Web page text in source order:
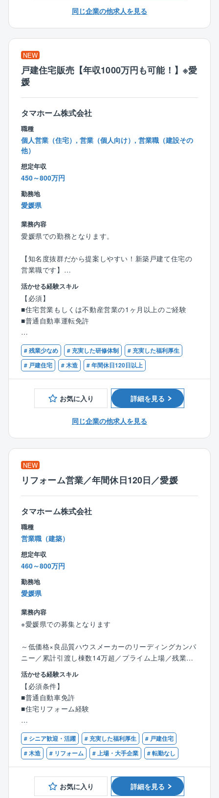
地上測量を行ったデータを元に、計算・分析・判断
し、道路・河川砂防等の設計を行います。
・発注者である官公庁担当者や同社測量部門との打ち
合わせ
・専用ＣＡＤを用いて、定められたルールに従い設計
【設計エリア】愛媛県の南予地区の道路・河川砂防等
の構造物が中心。
【設計技術】三次元データを用いた設計など、最新の
技術も取り入れております。
※将来的には技術士資格などを取り、リーダーとして、
チームを牽引していただきたいです
■ポイント
※公共事業を中心としており、安定した事業運営
※残業がそれほど多くないのでWLBを大切にできます
※特許取得につながるアイディアには100万円支給！
■組織と環境
・設計部門には4名の構成となっております。
・同社に在籍している先輩社員の大半が中途入社で
す。先輩社員も同じ環境を経験してきたため、これか
ら入社される方の不安や戸惑いなどもフォローするこ
とができます。
先輩社員の特徴としては物静かな方が多く、業務に真
面目に取り組んでおり、
同社はまさに「技術者集団」です。
同社は資格を保有し、知識や経験があれば中途で入社
された方でもすぐに活躍できる環境が整っています。
同じ企業の他求人を見る
NEW
戸建住宅販売【年収1000万円も可能！】※愛
媛
タマホーム株式会社
職種
個人営業（住宅）, 営業（個人向け）, 営業職（建設その
他）
想定年収
450～800万円
勤務地
愛媛県
業務内容
愛媛県での勤務となります。
【知名度抜群だから提案しやすい！新築戸建て住宅の
営業職です】
モデルハウスに来場されたお客様へ、同社の住宅をご
提案していただきます。
【具体的には】
●住宅に関するご希望のヒアリング、プラン作成
●住宅建設地の敷地調査、現地調査、役所調査
●住宅ローンのご相談等
来場からお引渡まで、すべてをプロデュースしていた
だきます。
これまでのご経験を存分に発揮していただける環境を
整えています。
【タマホーム営業職魅力ポイント】
★より良いものを安く
業界相場を下回るタマホーム価格
住宅性能6項目目で最高等級クリア
国産材使用率74.1%
★圧倒的な集客力
集客数（年間）約180,000組
一人当たり接客数平均（年間）約171組
一人当たり契約数平均（年間）10.25棟（約10棟）
★条件
年間休日120日
平均年収932万円
【インセンティブ制度】
■毎月支給
■請負金額×歩合率という分かり易さ
建物平均単価2,350万円× 1.5％ ＋ プラスα
平均歩合約45万円（1棟当たり）
■平均受注数
平均年間受注数：10.25棟（1人当たり）
＜例：年間歩合給＞
1棟当たり約45万円×平均10棟＝450万円
活かせる経験スキル
【必須】
■住宅営業もしくは不動産営業の1ヶ月以上のご経験
■普通自動車運転免許
【歓迎】
■何らかの営業経験5年以上がある方
■宅地建物取引士の資格保有者
# 残業少なめ # 充実した研修体制
# 充実した福利厚生
# 戸建住宅
# 木造 # 年間休日120日以上
お気に入り 詳細を見る
同じ企業の他求人を見る
NEW
リフォーム営業／年間休日120日／愛媛
タマホーム株式会社
職種
営業職（建築）
想定年収
460～800万円
勤務地
愛媛県
業務内容
※愛媛県での募集となります
～低価格×良品質ハウスメーカーのリーディングカンパ
ニー／累計引渡し棟数14万超／プライム上場／残業月1
0～20h程度／充実の福利厚生◎／年休120日～
■業務詳細：
メンテナンス、リフォーム工事等のご提案を行うお仕
事です。
同社で建築されたお施主様に対して、住宅を長持ちさ
せる工事やリフォーム工事のご提案（保証の充実化、
増改築、省エネ住宅化のご提案）を行います。
同社では住宅引き渡し10年後、保証延長を行うかどう
かの確認を行っており、延長される場合は白蟻駆除の
薬をまいたり、外壁のやり替え工事（サイリング）等
を行います。
活かせる経験スキル
【必須条件】
■普通自動車免許
■住宅リフォーム経験
【歓迎条件】
■１級建築施工管理技士または一級建築士の資格をお持
ちの方
■２級建築施工管理技士や、二級建築士の資格をお持ち
の方
# シニア歓迎・活躍 # 充実した福利厚生
# 戸建住宅
# 木造
# リフォーム # 上場・大手企業 # 転勤なし
お気に入り 詳細を見る